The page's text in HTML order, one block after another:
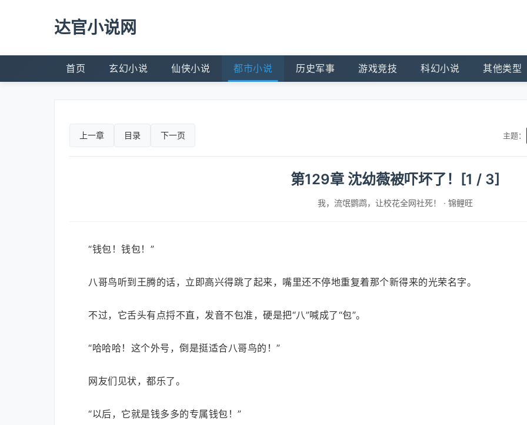
达官小说网
首页 玄幻小说 仙侠小说 都市小说 历史军事 游戏竞技 科幻小说 其他类型
上一章 目录 下一页 主题：
第129章 沈幼薇被吓坏了！[1 / 3]
我，流氓鹦鹉，让校花全网社死！ · 锦鲤旺
“钱包！钱包！”
八哥鸟听到王腾的话，立即高兴得跳了起来，嘴里还不停地重复着那个新得来的光荣名字。
不过，它舌头有点捋不直，发音不包准，硬是把“八”喊成了“包”。
“哈哈哈！这个外号，倒是挺适合八哥鸟的！”
网友们见状，都乐了。
“以后，它就是钱多多的专属钱包！”